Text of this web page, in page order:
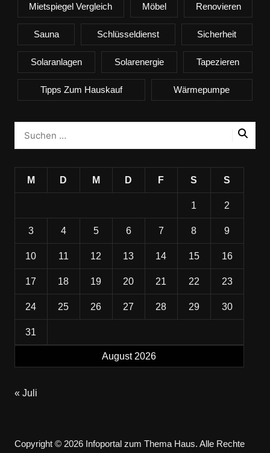
Mietspiegel Vergleich Möbel Renovieren
Sauna Schlüsseldienst Sicherheit
Solaranlagen Solarenergie Tapezieren
Tipps Zum Hauskauf Wärmepumpe
August 2026
M D M D F S S
1 2
3 4 5 6 7 8 9
10 11 12 13 14 15 16
17 18 19 20 21 22 23
24 25 26 27 28 29 30
31
« Juli
Copyright © 2026 Infoportal zum Thema Haus. Alle Rechte